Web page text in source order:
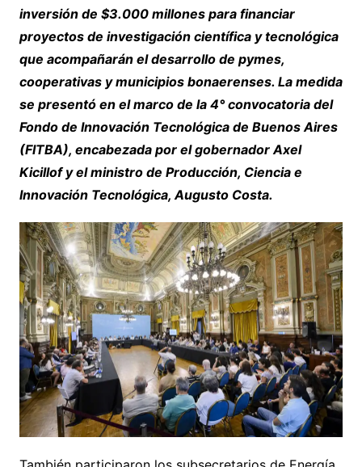
inversión de $3.000 millones para financiar
proyectos de investigación científica y tecnológica
que acompañarán el desarrollo de pymes,
cooperativas y municipios bonaerenses. La medida
se presentó en el marco de la 4° convocatoria del
Fondo de Innovación Tecnológica de Buenos Aires
(FITBA), encabezada por el gobernador Axel
Kicillof y el ministro de Producción, Ciencia e
Innovación Tecnológica, Augusto Costa.